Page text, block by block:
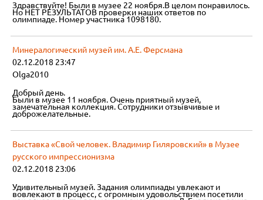
Здравствуйте! Были в музее 22 ноября.В целом понравилось.
Но НЕТ РЕЗУЛЬТАТОВ проверки наших ответов по
олимпиаде. Номер участника 1098180.
Минералогический музей им. А.Е. Ферсмана
02.12.2018 23:47
Olga2010
Добрый день.
Были в музее 11 ноября. Очень приятный музей,
замечательная коллекция. Сотрудники отзывчивые и
доброжелательные.
Выставка «Свой человек. Владимир Гиляровский» в Музее
русского импрессионизма
02.12.2018 23:06
Удивительный музей. Задания олимпиады увлекают и
вовлекают в процесс, с огромным удовольствием посетили